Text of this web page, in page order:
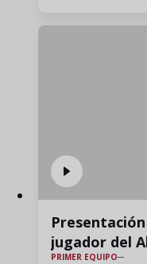
jugador del
PRIMER EQUIPO